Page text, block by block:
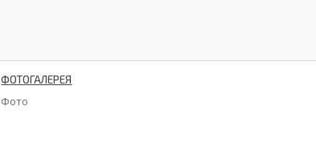
ФОТОГАЛЕРЕЯ
Фото